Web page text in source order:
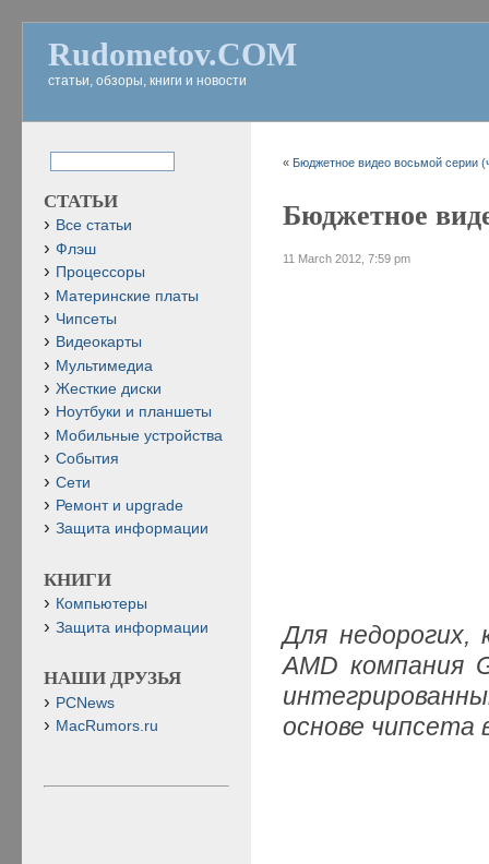
Rudometov.COM
статьи, обзоры, книги и новости
« Бюджетное видео восьмой серии
Бюджетное
11 March 2012, 7:59 pm
Для недорогих,
AMD компания
основе чипсета
СТАТЬИ
Все статьи
Флэш
Процессоры
Материнские платы
Чипсеты
Видеокарты
Мультимедиа
Жесткие диски
Ноутбуки и планшеты
Мобильные устройства
События
Сети
Ремонт и upgrade
Защита информации
КНИГИ
Компьютеры
Защита информации
НАШИ ДРУЗЬЯ
PCNews
MacRumors.ru